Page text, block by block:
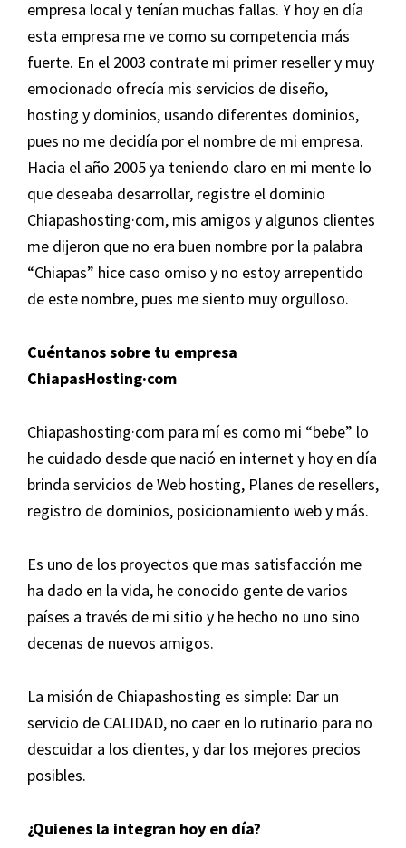
empresa local y tenían muchas fallas. Y hoy en día
esta empresa me ve como su competencia más
fuerte. En el 2003 contrate mi primer reseller y muy
emocionado ofrecía mis servicios de diseño,
hosting y dominios, usando diferentes dominios,
pues no me decidía por el nombre de mi empresa.
Hacia el año 2005 ya teniendo claro en mi mente lo
que deseaba desarrollar, registre el dominio
Chiapashosting·com, mis amigos y algunos clientes
me dijeron que no era buen nombre por la palabra
“Chiapas” hice caso omiso y no estoy arrepentido
de este nombre, pues me siento muy orgulloso.
Cuéntanos sobre tu empresa
ChiapasHosting·com
Chiapashosting·com para mí es como mi “bebe” lo
he cuidado desde que nació en internet y hoy en día
brinda servicios de Web hosting, Planes de resellers,
registro de dominios, posicionamiento web y más.
Es uno de los proyectos que mas satisfacción me
ha dado en la vida, he conocido gente de varios
países a través de mi sitio y he hecho no uno sino
decenas de nuevos amigos.
La misión de Chiapashosting es simple: Dar un
servicio de CALIDAD, no caer en lo rutinario para no
descuidar a los clientes, y dar los mejores precios
posibles.
¿Quienes la integran hoy en día?